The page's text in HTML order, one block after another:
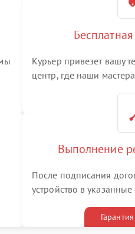
Курьер привезет вашу
центр, где наши
Выполнение
После подписания
устройство в
талоном бесплатно